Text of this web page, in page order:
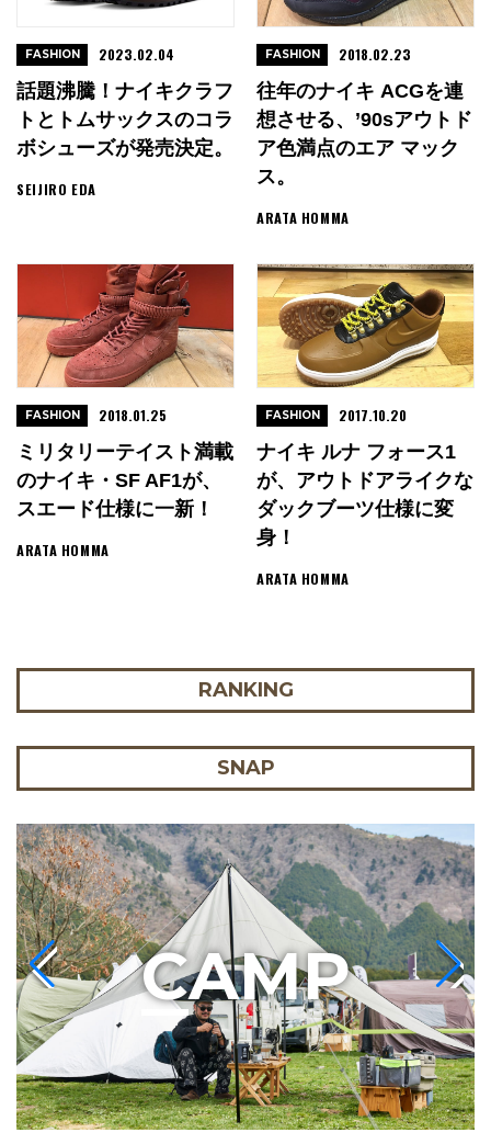
話題沸騰！ナイキクラフ
トとトムサックスのコラ
ボシューズが発売決定。
SEIJIRO EDA
FASHION 2023.02.04
往年のナイキ ACGを連
想させる、’90sアウトド
ア色満点のエア マック
ス。
ARATA HOMMA
FASHION 2018.02.23
ミリタリーテイスト満載
のナイキ・SF AF1が、
スエード仕様に一新！
ARATA HOMMA
FASHION 2018.01.25
ナイキ ルナ フォース1
が、アウトドアライクな
ダックブーツ仕様に変
身！
ARATA HOMMA
FASHION 2017.10.20
RANKING
SNAP
CAMP